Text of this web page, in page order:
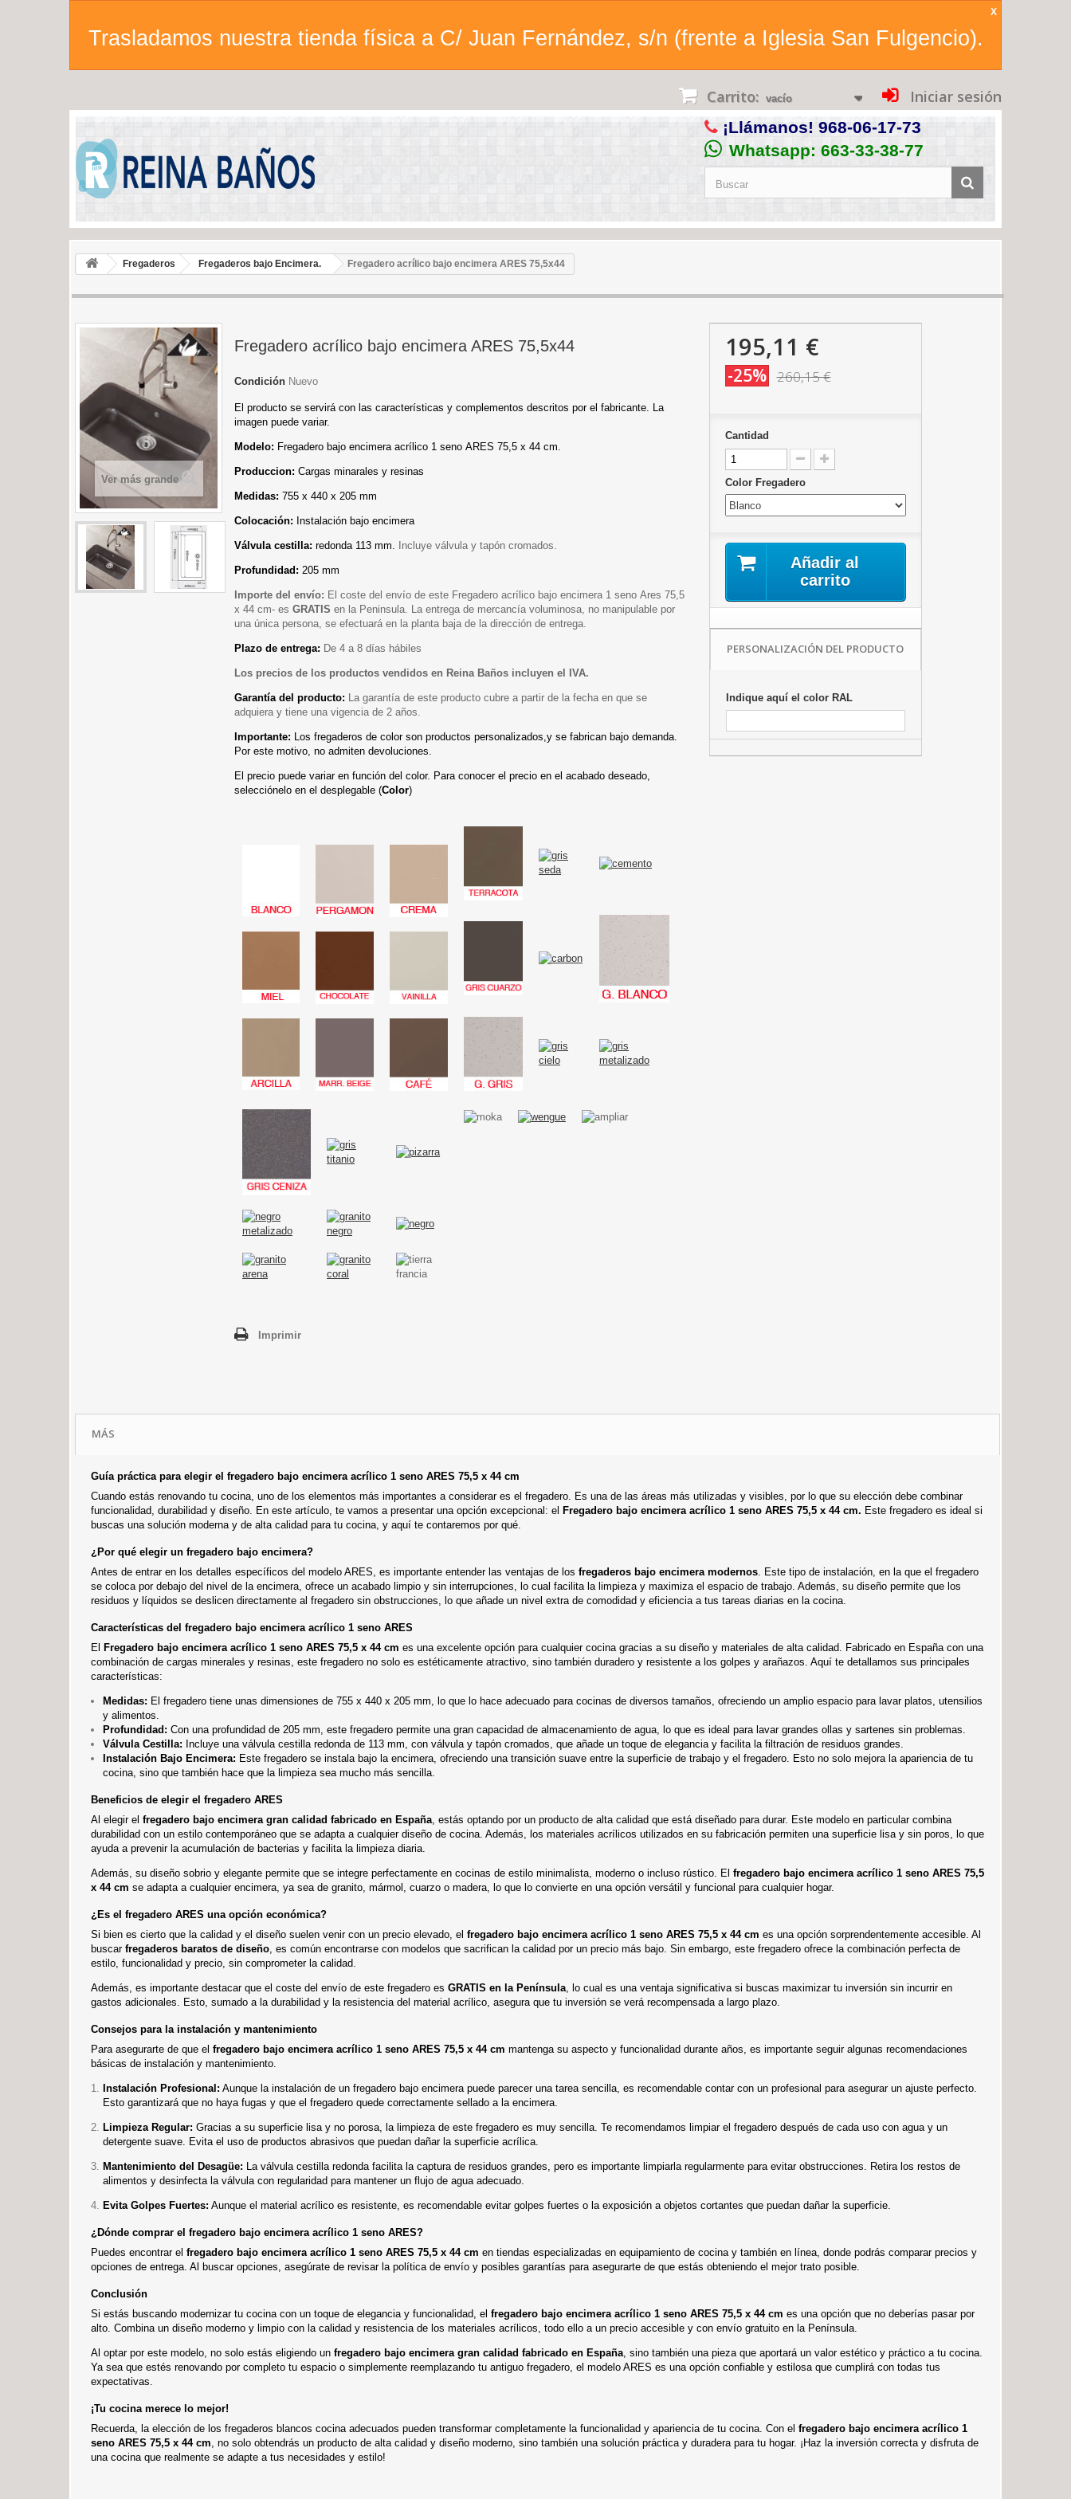
Trasladamos nuestra tienda física a C/ Juan Fernández, s/n (frente a Iglesia San Fulgencio).
X
Iniciar sesión
Carrito: vacío
¡Llámanos! 968-06-17-73
Whatsapp: 663-33-38-77
Fregaderos Fregaderos bajo Encimera. Fregadero acrílico bajo encimera ARES 75,5x44
Ver más grande
Fregadero acrílico bajo encimera ARES 75,5x44
Condición Nuevo
El producto se servirá con las características y complementos descritos por el fabricante. La
imagen puede variar.
Modelo: Fregadero bajo encimera acrílico 1 seno ARES 75,5 x 44 cm.
Produccion: Cargas minarales y resinas
Medidas: 755 x 440 x 205 mm
Colocación: Instalación bajo encimera
Válvula cestilla: redonda 113 mm. Incluye válvula y tapón cromados.
Profundidad: 205 mm
Importe del envío: El coste del envío de este Fregadero acrílico bajo encimera 1 seno Ares 75,5
x 44 cm- es GRATIS en la Peninsula. La entrega de mercancía voluminosa, no manipulable por
una única persona, se efectuará en la planta baja de la dirección de entrega.
Plazo de entrega: De 4 a 8 días hábiles
Los precios de los productos vendidos en Reina Baños incluyen el IVA.
Garantía del producto: La garantía de este producto cubre a partir de la fecha en que se
adquiera y tiene una vigencia de 2 años.
Importante: Los fregaderos de color son productos personalizados,y se fabrican bajo demanda.
Por este motivo, no admiten devoluciones.
El precio puede variar en función del color. Para conocer el precio en el acabado deseado,
selecciónelo en el desplegable (Color)
Imprimir
195,11 €
-25% 260,15 €
Cantidad
Color Fregadero
Añadir al
carrito
PERSONALIZACIÓN DEL PRODUCTO
Indique aquí el color RAL
MÁS
Guía práctica para elegir el fregadero bajo encimera acrílico 1 seno ARES 75,5 x 44 cm
Cuando estás renovando tu cocina, uno de los elementos más importantes a considerar es el fregadero. Es una de las áreas más utilizadas y visibles, por lo que su elección debe combinar
funcionalidad, durabilidad y diseño. En este artículo, te vamos a presentar una opción excepcional: el Fregadero bajo encimera acrílico 1 seno ARES 75,5 x 44 cm. Este fregadero es ideal si
buscas una solución moderna y de alta calidad para tu cocina, y aquí te contaremos por qué.
¿Por qué elegir un fregadero bajo encimera?
Antes de entrar en los detalles específicos del modelo ARES, es importante entender las ventajas de los fregaderos bajo encimera modernos. Este tipo de instalación, en la que el fregadero
se coloca por debajo del nivel de la encimera, ofrece un acabado limpio y sin interrupciones, lo cual facilita la limpieza y maximiza el espacio de trabajo. Además, su diseño permite que los
residuos y líquidos se deslicen directamente al fregadero sin obstrucciones, lo que añade un nivel extra de comodidad y eficiencia a tus tareas diarias en la cocina.
Características del fregadero bajo encimera acrílico 1 seno ARES
El Fregadero bajo encimera acrílico 1 seno ARES 75,5 x 44 cm es una excelente opción para cualquier cocina gracias a su diseño y materiales de alta calidad. Fabricado en España con una
combinación de cargas minerales y resinas, este fregadero no solo es estéticamente atractivo, sino también duradero y resistente a los golpes y arañazos. Aquí te detallamos sus principales
características:
Medidas: El fregadero tiene unas dimensiones de 755 x 440 x 205 mm, lo que lo hace adecuado para cocinas de diversos tamaños, ofreciendo un amplio espacio para lavar platos, utensilios
y alimentos.
Profundidad: Con una profundidad de 205 mm, este fregadero permite una gran capacidad de almacenamiento de agua, lo que es ideal para lavar grandes ollas y sartenes sin problemas.
Válvula Cestilla: Incluye una válvula cestilla redonda de 113 mm, con válvula y tapón cromados, que añade un toque de elegancia y facilita la filtración de residuos grandes.
Instalación Bajo Encimera: Este fregadero se instala bajo la encimera, ofreciendo una transición suave entre la superficie de trabajo y el fregadero. Esto no solo mejora la apariencia de tu
cocina, sino que también hace que la limpieza sea mucho más sencilla.
Beneficios de elegir el fregadero ARES
Al elegir el fregadero bajo encimera gran calidad fabricado en España, estás optando por un producto de alta calidad que está diseñado para durar. Este modelo en particular combina
durabilidad con un estilo contemporáneo que se adapta a cualquier diseño de cocina. Además, los materiales acrílicos utilizados en su fabricación permiten una superficie lisa y sin poros, lo que
ayuda a prevenir la acumulación de bacterias y facilita la limpieza diaria.
Además, su diseño sobrio y elegante permite que se integre perfectamente en cocinas de estilo minimalista, moderno o incluso rústico. El fregadero bajo encimera acrílico 1 seno ARES 75,5
x 44 cm se adapta a cualquier encimera, ya sea de granito, mármol, cuarzo o madera, lo que lo convierte en una opción versátil y funcional para cualquier hogar.
¿Es el fregadero ARES una opción económica?
Si bien es cierto que la calidad y el diseño suelen venir con un precio elevado, el fregadero bajo encimera acrílico 1 seno ARES 75,5 x 44 cm es una opción sorprendentemente accesible. Al
buscar fregaderos baratos de diseño, es común encontrarse con modelos que sacrifican la calidad por un precio más bajo. Sin embargo, este fregadero ofrece la combinación perfecta de
estilo, funcionalidad y precio, sin comprometer la calidad.
Además, es importante destacar que el coste del envío de este fregadero es GRATIS en la Península, lo cual es una ventaja significativa si buscas maximizar tu inversión sin incurrir en
gastos adicionales. Esto, sumado a la durabilidad y la resistencia del material acrílico, asegura que tu inversión se verá recompensada a largo plazo.
Consejos para la instalación y mantenimiento
Para asegurarte de que el fregadero bajo encimera acrílico 1 seno ARES 75,5 x 44 cm mantenga su aspecto y funcionalidad durante años, es importante seguir algunas recomendaciones
básicas de instalación y mantenimiento.
Instalación Profesional: Aunque la instalación de un fregadero bajo encimera puede parecer una tarea sencilla, es recomendable contar con un profesional para asegurar un ajuste perfecto.
Esto garantizará que no haya fugas y que el fregadero quede correctamente sellado a la encimera.
Limpieza Regular: Gracias a su superficie lisa y no porosa, la limpieza de este fregadero es muy sencilla. Te recomendamos limpiar el fregadero después de cada uso con agua y un
detergente suave. Evita el uso de productos abrasivos que puedan dañar la superficie acrílica.
Mantenimiento del Desagüe: La válvula cestilla redonda facilita la captura de residuos grandes, pero es importante limpiarla regularmente para evitar obstrucciones. Retira los restos de
alimentos y desinfecta la válvula con regularidad para mantener un flujo de agua adecuado.
Evita Golpes Fuertes: Aunque el material acrílico es resistente, es recomendable evitar golpes fuertes o la exposición a objetos cortantes que puedan dañar la superficie.
¿Dónde comprar el fregadero bajo encimera acrílico 1 seno ARES?
Puedes encontrar el fregadero bajo encimera acrílico 1 seno ARES 75,5 x 44 cm en tiendas especializadas en equipamiento de cocina y también en línea, donde podrás comparar precios y
opciones de entrega. Al buscar opciones, asegúrate de revisar la política de envío y posibles garantías para asegurarte de que estás obteniendo el mejor trato posible.
Conclusión
Si estás buscando modernizar tu cocina con un toque de elegancia y funcionalidad, el fregadero bajo encimera acrílico 1 seno ARES 75,5 x 44 cm es una opción que no deberías pasar por
alto. Combina un diseño moderno y limpio con la calidad y resistencia de los materiales acrílicos, todo ello a un precio accesible y con envío gratuito en la Península.
Al optar por este modelo, no solo estás eligiendo un fregadero bajo encimera gran calidad fabricado en España, sino también una pieza que aportará un valor estético y práctico a tu cocina.
Ya sea que estés renovando por completo tu espacio o simplemente reemplazando tu antiguo fregadero, el modelo ARES es una opción confiable y estilosa que cumplirá con todas tus
expectativas.
¡Tu cocina merece lo mejor!
Recuerda, la elección de los fregaderos blancos cocina adecuados pueden transformar completamente la funcionalidad y apariencia de tu cocina. Con el fregadero bajo encimera acrílico 1
seno ARES 75,5 x 44 cm, no solo obtendrás un producto de alta calidad y diseño moderno, sino también una solución práctica y duradera para tu hogar. ¡Haz la inversión correcta y disfruta de
una cocina que realmente se adapte a tus necesidades y estilo!